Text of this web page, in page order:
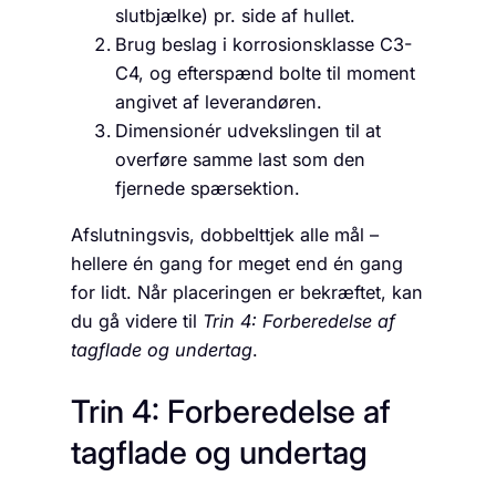
slutbjælke) pr. side af hullet.
Brug beslag i korrosionsklasse C3-
C4, og efterspænd bolte til moment
angivet af leverandøren.
Dimensionér udvekslingen til at
overføre samme last som den
fjernede spærsektion.
Afslutningsvis, dobbelttjek alle mål –
hellere én gang for meget end én gang
for lidt. Når placeringen er bekræftet, kan
du gå videre til Trin 4: Forberedelse af
tagflade og undertag.
Trin 4: Forberedelse af
tagflade og undertag